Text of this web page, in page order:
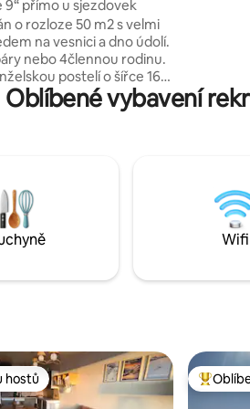
9“ přímo u sjezdovek
o rozloze 50 m2 s velmi
na vesnici a dno údolí.
nebo 4člennou rodinu.
postelí o šířce 160
a přilehlé WC, 2. ložnice v
o šířce 140 cm +
všechny obchody a
vesnici jsou v docházkové
apartmán ve 2. a
s výtahem.
Oblíbené vybavení
Wifi
Oblíbené u hostů
hostů